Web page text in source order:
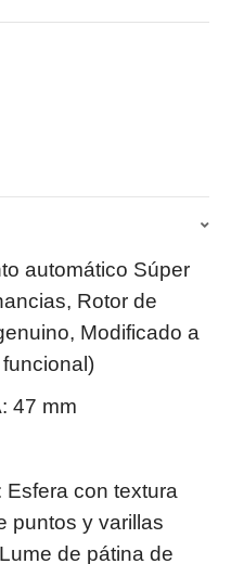
automático Súper
Rotor de
Modificado a
47 mm
Esfera con textura
puntos y varillas
de pátina de